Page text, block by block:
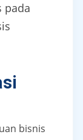
pada
bisnis